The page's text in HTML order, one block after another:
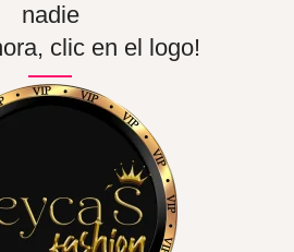
nadie
clic en el logo!